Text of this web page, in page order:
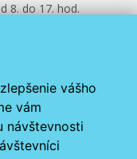
vášho
vám
návštevnosti
8. do 17. hod.